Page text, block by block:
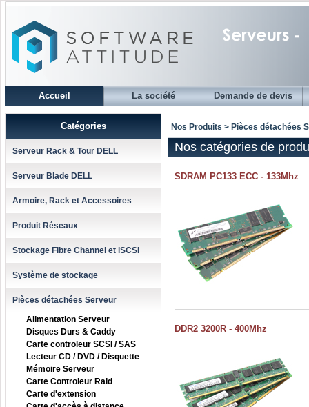
Accueil La société Demande de devis
Catégories
Serveur Rack & Tour DELL
Serveur Blade DELL
Armoire, Rack et Accessoires
Produit Réseaux
Stockage Fibre Channel et iSCSI
Système de stockage
Pièces détachées Serveur
Alimentation Serveur
Disques Durs & Caddy
Carte controleur SCSI / SAS
Lecteur CD / DVD / Disquette
Mémoire Serveur
Carte Controleur Raid
Carte d'extension
Nos Produits > Pièces détachées
Nos catégories de
SDRAM PC133 ECC - 133Mhz
DDR2 3200R - 400Mhz